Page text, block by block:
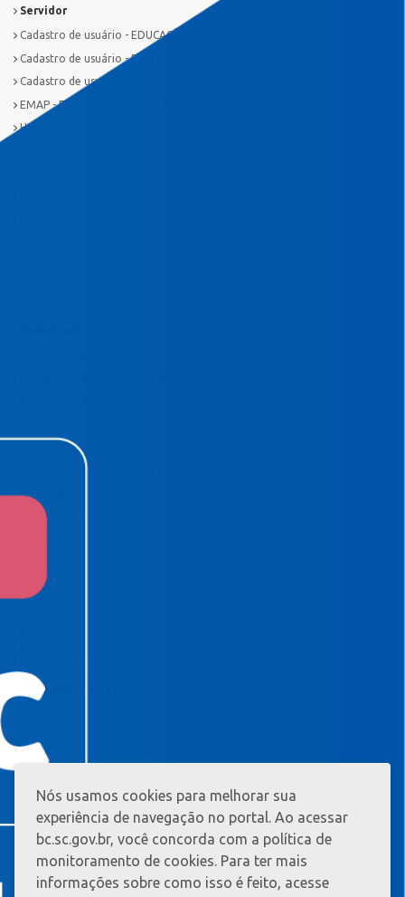
Servidor
Cadastro de usuário - EDUCAÇÃO
Cadastro de usuário - PREFEITURA
Cadastro de usuário - SAÚDE
EMAP - Escola Municipal de Administração Pública
Helpdesk Divisão TI
Programa de Cotação Pública
Requerimento Habite-se Sanitário
TeamViewer
EDITAIS E LICITAÇÕES
CONCURSOS & SELETIVOS
Nós usamos cookies para melhorar sua
experiência de navegação no portal. Ao acessar
bc.sc.gov.br, você concorda com a política de
monitoramento de cookies. Para ter mais
informações sobre como isso é feito, acesse